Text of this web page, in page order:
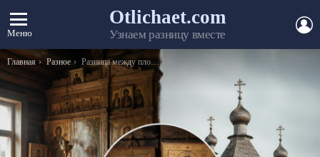
Меню
Otlichaet.com
Узнаем разницу вместе
Вы здесь:
Главная Разное Разница между плойкой и утюжком